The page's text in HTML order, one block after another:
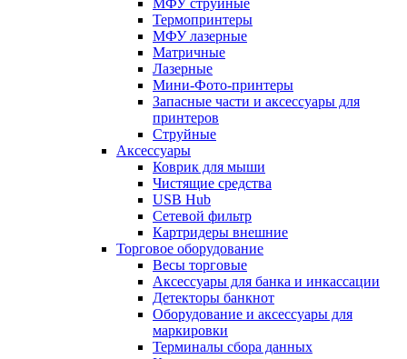
МФУ струйные
Термопринтеры
МФУ лазерные
Матричные
Лазерные
Мини-Фото-принтеры
Запасные части и аксессуары для
принтеров
Струйные
Аксессуары
Коврик для мыши
Чистящие средства
USB Hub
Сетевой фильтр
Картридеры внешние
Торговое оборудование
Весы торговые
Аксессуары для банка и инкассации
Детекторы банкнот
Оборудование и аксессуары для
маркировки
Терминалы сбора данных